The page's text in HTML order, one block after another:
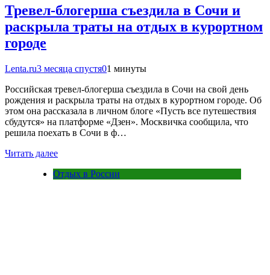
Тревел-блогерша съездила в Сочи и
раскрыла траты на отдых в курортном
городе
Lenta.ru3 месяца спустя01 минуты
Российская тревел-блогерша съездила в Сочи на свой день
рождения и раскрыла траты на отдых в курортном городе. Об
этом она рассказала в личном блоге «Пусть все путешествия
сбудутся» на платформе «Дзен». Москвичка сообщила, что
решила поехать в Сочи в ф…
Читать далее
Отдых в России